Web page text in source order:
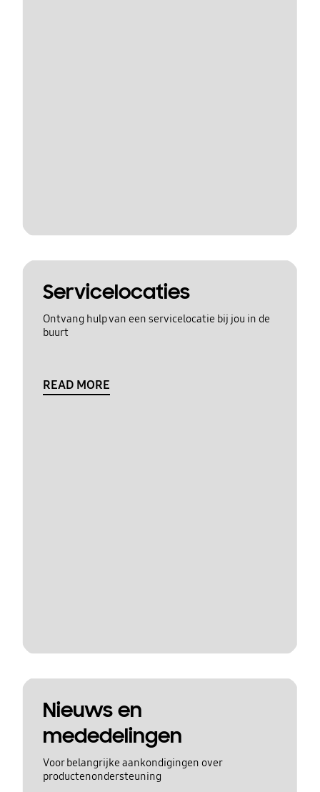
Servicelocaties
Ontvang hulp van een servicelocatie bij jou in de
buurt
READ MORE
Nieuws en
mededelingen
Voor belangrijke aankondigingen over
productenondersteuning